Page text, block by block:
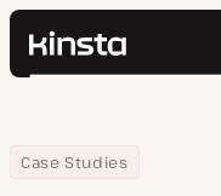
Kinsta®
Precios
Buscar
Home
Empresa
Case Studies
El tráfico de Online